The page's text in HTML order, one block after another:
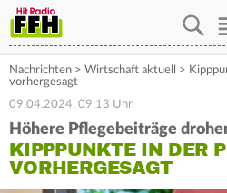
Nachrichten > Wirtschaft aktuell >
vorhergesagt
09.04.2024, 09:13 Uhr
Höhere Pflegebeiträge
KIPPPUNKTE IN DER
VORHERGESAGT